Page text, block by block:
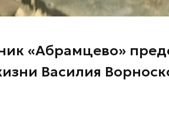
«Абрамцево»
Василия